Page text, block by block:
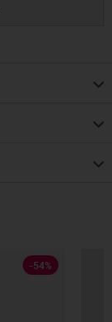
-54%